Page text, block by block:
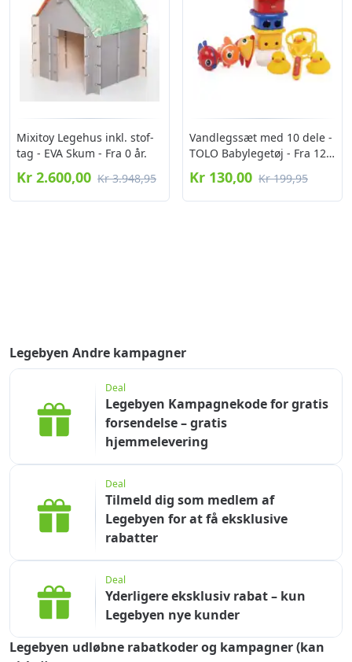
Mixitoy Legehus inkl. stof-
tag - EVA Skum - Fra 0 år.
Kr 2.600,00 Kr 3.948,95
Vandlegssæt med 10 dele -
TOLO Babylegetøj - Fra 12
mdr.
Kr 130,00 Kr 199,95
Legebyen Andre kampagner
Deal
Legebyen Kampagnekode for gratis
forsendelse – gratis
hjemmelevering
Deal
Tilmeld dig som medlem af
Legebyen for at få eksklusive
rabatter
Deal
Yderligere eksklusiv rabat – kun
Legebyen nye kunder
Legebyen udløbne rabatkoder og kampagner (kan